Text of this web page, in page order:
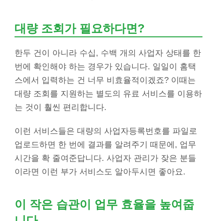
대량 조회가 필요하다면?
한두 건이 아니라 수십, 수백 개의 사업자 상태를 한
번에 확인해야 하는 경우가 있습니다. 일일이 홈택
스에서 입력하는 건 너무 비효율적이겠죠? 이때는
대량 조회를 지원하는 별도의 유료 서비스를 이용하
는 것이 훨씬 편리합니다.
이런 서비스들은 대량의 사업자등록번호를 파일로
업로드하면 한 번에 결과를 알려주기 때문에, 업무
시간을 확 줄여준답니다. 사업자 관리가 잦은 분들
이라면 이런 부가 서비스도 알아두시면 좋아요.
이 작은 습관이 업무 효율을 높여줍